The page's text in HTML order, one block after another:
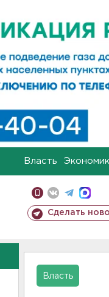
Власть
Сделать
Власть